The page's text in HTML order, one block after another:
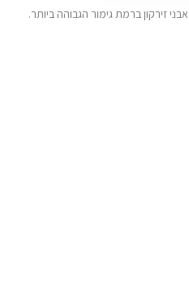
זירקון ברמת גימור הגבוהה ביותר.